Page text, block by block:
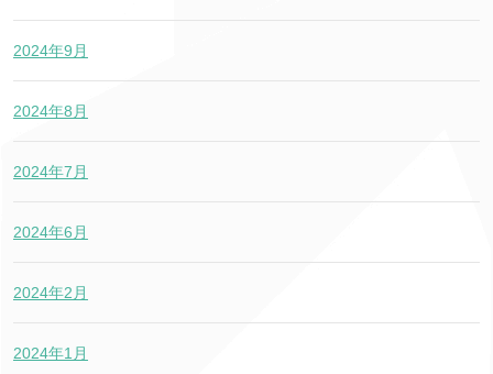
2024年9月
2024年8月
2024年7月
2024年6月
2024年2月
2024年1月